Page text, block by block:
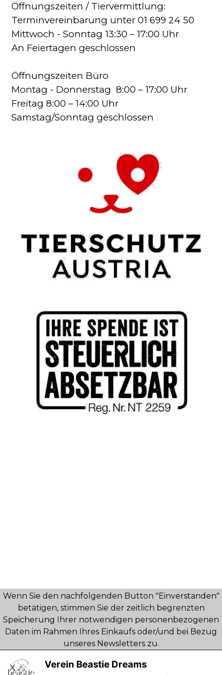
Öffnungszeiten / Tiervermittlung:
Terminvereinbarung unter 01 699 24 50
Mittwoch - Sonntag 13:30 – 17:00 Uhr
An Feiertagen geschlossen
Öffnungszeiten Büro
Montag - Donnerstag 8:00 – 17:00 Uhr
Freitag 8:00 – 14:00 Uhr
Samstag/Sonntag geschlossen
AGB
Versandkosten
Datenschutz
Newsletter
Kontakt
Verein Beastie Dreams
X
Wenn Sie den nachfolgenden Button "Einverstanden"
betätigen, stimmen Sie der zeitlich begrenzten
Speicherung Ihrer notwendigen personenbezogenen
Daten im Rahmen Ihres Einkaufs oder/und bei Bezug
unseres Newsletters zu.
verarbeitung zu Werbezwecken, zur Marktforschung